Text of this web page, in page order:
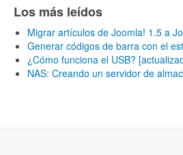
Los más leídos
Migrar artículos de Joomla! 1.5 a
Generar códigos de barra con el
¿Cómo funciona el USB?
NAS: Creando un servidor de